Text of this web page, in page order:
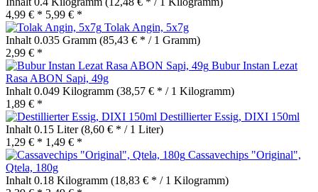
4,99 € * 5,99 € *
Tolak Angin, 5x7g
Inhalt 0.035 Gramm (85,43 € * / 1 Gramm)
2,99 € *
Bubur Instan Lezat
Rasa ABON Sapi, 49g
Inhalt 0.049 Kilogramm (38,57 € * / 1 Kilogramm)
1,89 € *
Destillierter Essig, DIXI 150ml
Inhalt 0.15 Liter(8,60 € * / 1 Liter)
1,29 € * 1,49 € *
Cassavechips "Original",
Qtela, 180g
Inhalt 0.18 Kilogramm (18,83 € * / 1 Kilogramm)